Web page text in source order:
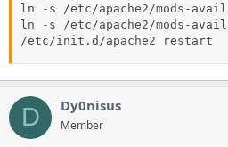
ln -s /etc/apache2/mods-
ln -s /etc/apache2/mods-
/etc/init.d/apache2 restart
D Dy0nisus
Member